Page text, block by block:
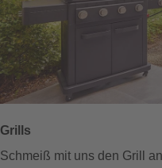
Grills
Schmeiß mit uns den Grill an